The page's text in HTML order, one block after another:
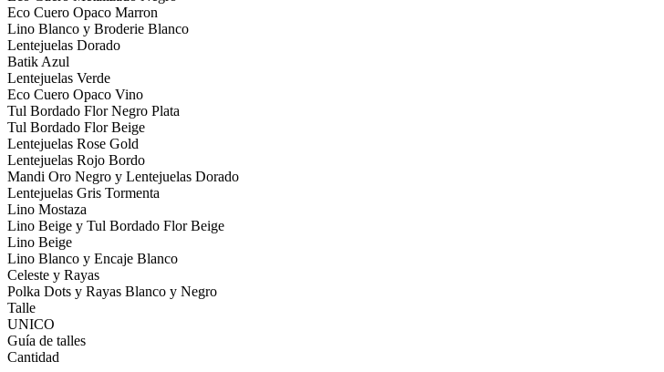
Eco Cuero Opaco Marron
Lino Blanco y Broderie Blanco
Lentejuelas Dorado
Batik Azul
Lentejuelas Verde
Eco Cuero Opaco Vino
Tul Bordado Flor Negro Plata
Tul Bordado Flor Beige
Lentejuelas Rose Gold
Lentejuelas Rojo Bordo
Mandi Oro Negro y Lentejuelas Dorado
Lentejuelas Gris Tormenta
Lino Mostaza
Lino Beige y Tul Bordado Flor Beige
Lino Beige
Lino Blanco y Encaje Blanco
Celeste y Rayas
Polka Dots y Rayas Blanco y Negro
Talle
UNICO
Guía de talles
Cantidad